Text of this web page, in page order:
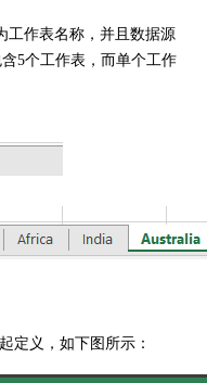
作表名称，并且数据源
5个工作表，而单个工作
定义，如下图所示：